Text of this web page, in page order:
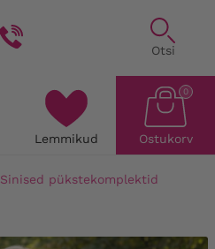
Otsi
Lemmikud Ostukorv
0
Sinised pükstekomplektid